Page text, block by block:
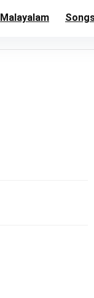
Malayalam